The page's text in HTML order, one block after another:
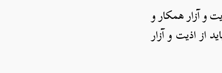
و آزار همکار و
از اذیت و آزار